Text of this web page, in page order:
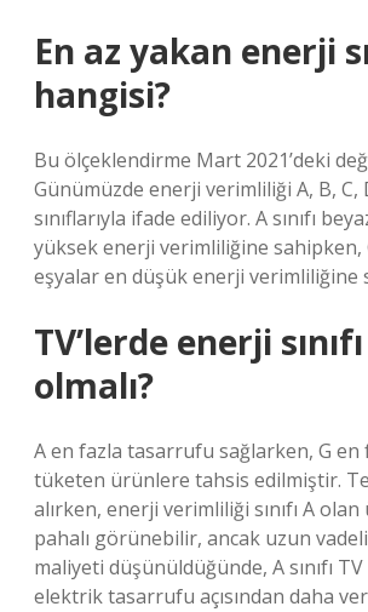
En az yakan enerji
hangisi?
Bu ölçeklendirme Mart 2021’deki
Günümüzde enerji verimliliği A, B, C,
sınıflarıyla ifade ediliyor. A sınıfı
yüksek enerji verimliliğine sahipken,
eşyalar en düşük enerji verimliliğine
TV’lerde enerji
olmalı?
A en fazla tasarrufu sağlarken, G
tüketen ürünlere tahsis edilmiştir.
alırken, enerji verimliliği sınıfı A
pahalı görünebilir, ancak uzun
maliyeti düşünüldüğünde, A sınıfı
elektrik tasarrufu açısından daha